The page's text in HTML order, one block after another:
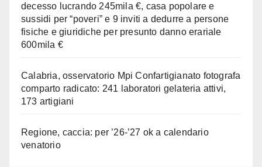
decesso lucrando 245mila €, casa popolare e
sussidi per “poveri” e 9 inviti a dedurre a persone
fisiche e giuridiche per presunto danno erariale
600mila €
Calabria, osservatorio Mpi Confartigianato fotografa
comparto radicato: 241 laboratori gelateria attivi,
173 artigiani
Regione, caccia: per ’26-’27 ok a calendario
venatorio